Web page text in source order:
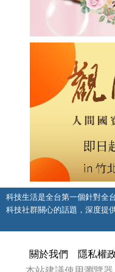
科技生活是全台第一個針對全
科技社群關心的話題，深度提
關於我們 隱私權